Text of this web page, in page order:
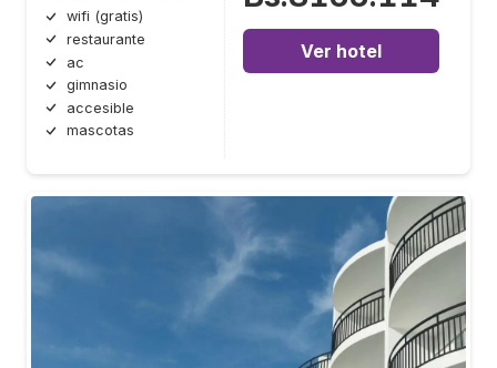
wifi (gratis)
restaurante
ac
gimnasio
accesible
mascotas
Ver hotel